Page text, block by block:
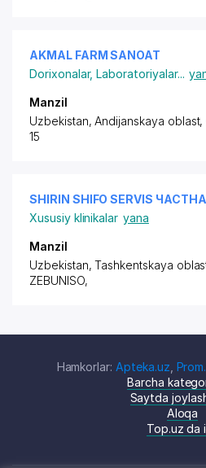
AKMAL FARM SANOAT
Dorixonalar,Laboratoriyalar...
Manzil
Uzbekistan,Andijanskaya oblast,
15
SHIRIN SHIFO SERVIS
Xususiy klinikalar yana
Manzil
Uzbekistan, Tashkentskaya
ZEBUNISO,
Hamkorlar: Apteka.uz
Barcha
Saytda
Aloqa
Top.uz da